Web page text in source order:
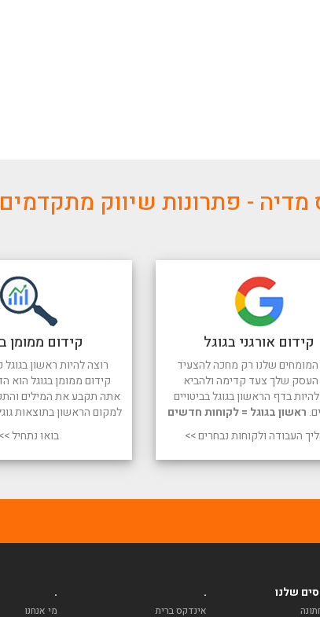
מדיה - פתרונות שיווק
קידום ממומן
רוצה להיות ראשון בגוגל
קידום ממומן בגוגל הוא
אתה תקבע את המילים
למקום הראשון בתוצאות
בואו נתחיל >>
קידום אורגני בגוגל
המומחים שלנו רק מחכה להצעיד
שלך צעד קדימה ולהביא
בדף הראשון בגוגל בביטויים
ראשון בגוגל = לקוחות חדשים
העבודה ולקוחות נבחרים >>
.
מי אנחנו
.
אינדקס ברית
שלנו